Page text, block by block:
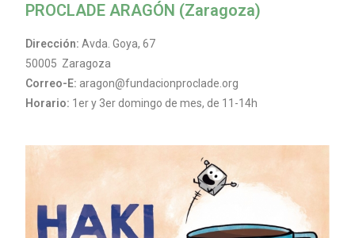
PROCLADE ARAGÓN (Zaragoza)
Dirección:Avda. Goya, 67
50005 Zaragoza
Correo-E: aragon@fundacionproclade.org
Horario: 1er y 3er domingo de mes, de 11-14h